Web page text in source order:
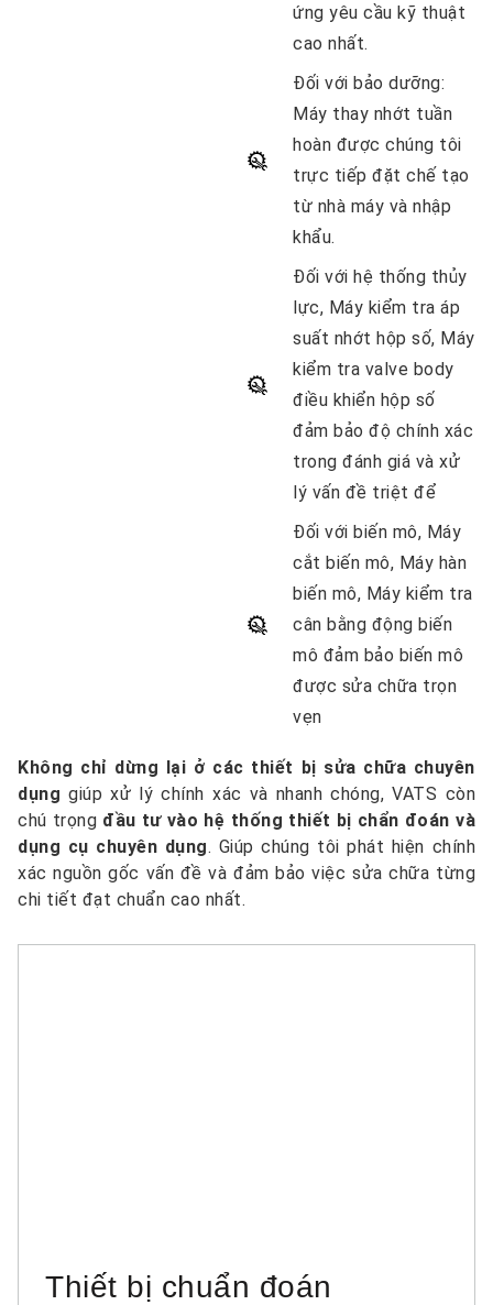
ứng yêu cầu kỹ thuật
cao nhất.
Đối với bảo dưỡng:
Máy thay nhớt tuần
hoàn được chúng tôi
trực tiếp đặt chế tạo
từ nhà máy và nhập
khẩu.
Đối với hệ thống thủy
lực, Máy kiểm tra áp
suất nhớt hộp số, Máy
kiểm tra valve body
điều khiển hộp số
đảm bảo độ chính xác
trong đánh giá và xử
lý vấn đề triệt để
Đối với biến mô, Máy
cắt biến mô, Máy hàn
biến mô, Máy kiểm tra
cân bằng động biến
mô đảm bảo biến mô
được sửa chữa trọn
vẹn
Không chỉ dừng lại ở các thiết bị sửa chữa chuyên
dụng giúp xử lý chính xác và nhanh chóng, VATS còn
chú trọng đầu tư vào hệ thống thiết bị chẩn đoán và
dụng cụ chuyên dụng. Giúp chúng tôi phát hiện chính
xác nguồn gốc vấn đề và đảm bảo việc sửa chữa từng
chi tiết đạt chuẩn cao nhất.
Thiết bị chuẩn đoán